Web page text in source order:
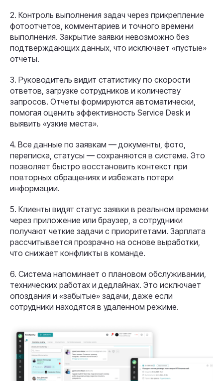
2. Контроль выполнения задач через прикрепление
фотоотчетов, комментариев и точного времени
выполнения. Закрытие заявки невозможно без
подтверждающих данных, что исключает «пустые»
отчеты.
3. Руководитель видит статистику по скорости
ответов, загрузке сотрудников и количеству
запросов. Отчеты формируются автоматически,
помогая оценить эффективность Service Desk и
выявить «узкие места».
4. Все данные по заявкам — документы, фото,
переписка, статусы — сохраняются в системе. Это
позволяет быстро восстановить контекст при
повторных обращениях и избежать потери
информации.
5. Клиенты видят статус заявки в реальном времени
через приложение или браузер, а сотрудники
получают четкие задачи с приоритетами. Зарплата
рассчитывается прозрачно на основе выработки,
что снижает конфликты в команде.
6. Система напоминает о плановом обслуживании,
технических работах и дедлайнах. Это исключает
опоздания и «забытые» задачи, даже если
сотрудники находятся в удаленном режиме.